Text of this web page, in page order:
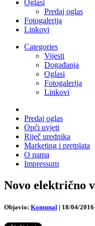
Oglasi
Predaj oglas
Fotogalerija
Linkovi
Categories
Vijesti
Događanja
Oglasi
Fotogalerija
Linkovi
Predaj oglas
Opći uvjeti
Riječ urednika
Marketing i pretplata
O nama
Impressum
Novo električno
Objavio: Komunal | 18/04/2016